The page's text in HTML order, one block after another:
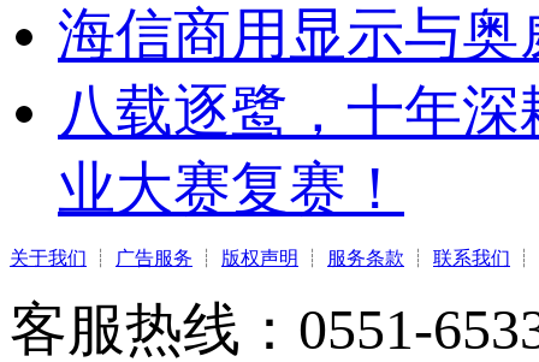
海信商用显示与
八载逐鹭，十年
业大赛复赛！
关于我们 ┊ 广告服务 ┊ 版权声明 ┊ 服务条款 ┊ 联系我们 ┊
客服热线：0551-